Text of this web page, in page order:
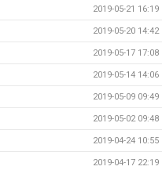
2019-05-21 16:19
2019-05-20 14:42
2019-05-17 17:08
2019-05-14 14:06
2019-05-09 09:49
2019-05-02 09:48
2019-04-24 10:55
2019-04-17 22:19